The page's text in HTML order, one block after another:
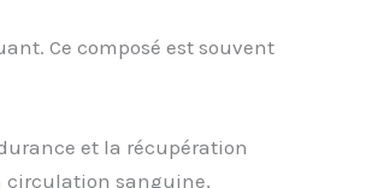
Ce composé est souvent
et la récupération
circulation sanguine,